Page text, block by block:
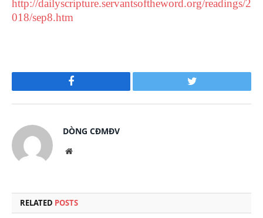
http://dailyscripture.servantsoftheword.org/readings/2
018/sep8.htm
Facebook Twitter
DÒNG CĐMĐV
Website
RELATED POSTS